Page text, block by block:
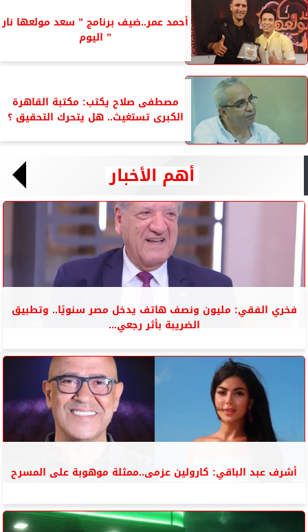
أحمد عمر..ضيف برنامج ” سعد مولعها نار
” اليوم
مصطفى صلاح يكتب: مكتبة القاهرة
الكبرى تستغيث.. هل يتحرك التحقيق ؟
أهم الأخبار
فخري الفقي: مليون ونصف هاتف يدخل مصر سنويًا.. وتطبيق
الضريبة بأثر رجعي...
أشرف عبد الباقي: كارولين عزمى..ممثلة موهوبة على المسرح